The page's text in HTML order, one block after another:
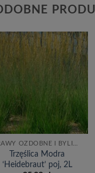
Dodaj
życzeń
Trzęślica Modra
‘Heidebraut’ poj, 2L